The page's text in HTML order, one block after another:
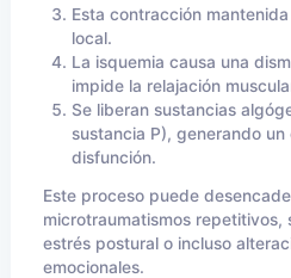
Esta contracción
local.
La isquemia causa una
impide la relajación
Se liberan sustancias
sustancia P), generando
disfunción.
Este proceso puede
microtraumatismos repetitivos,
estrés postural o incluso
emocionales.